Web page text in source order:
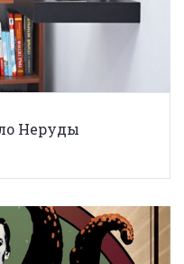
Неруды